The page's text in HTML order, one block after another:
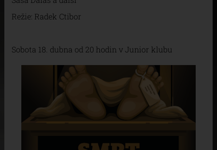
Režie: Radek Ctibor
Sobota 18. dubna od 20 hodin v Junior klubu